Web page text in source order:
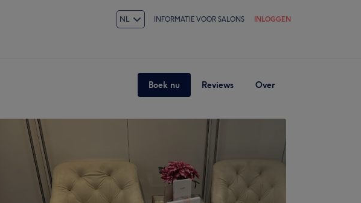
NL INFORMATIE VOOR SALONS INLOGGEN
Boek nu Reviews Over